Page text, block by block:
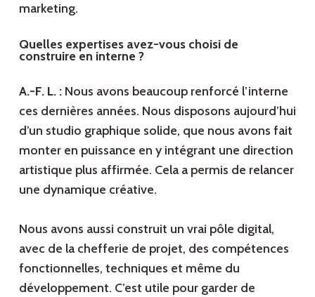
marketing.
Quelles expertises avez-vous choisi de
construire en interne ?
A.-F. L. :Nous avons beaucoup renforcé l’interne
ces dernières années. Nous disposons aujourd’hui
d’un studio graphique solide, que nous avons fait
monter en puissance en y intégrant une direction
artistique plus affirmée. Cela a permis de relancer
une dynamique créative.
Nous avons aussi construit un vrai pôle digital,
avec de la chefferie de projet, des compétences
fonctionnelles, techniques et même du
développement. C’est utile pour garder de